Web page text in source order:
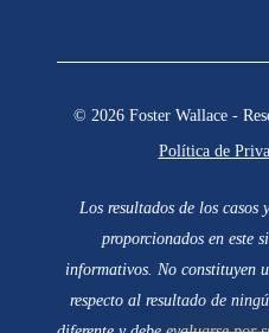
© 2026 Foster Wallace -
Política de
Los resultados de los casos
proporcionados en este
informativos. No constituyen
respecto al resultado de